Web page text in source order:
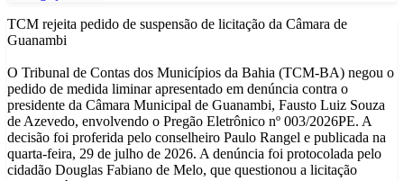
TCM rejeita pedido de suspensão de licitação da Câmara de
Guanambi
O Tribunal de Contas dos Municípios da Bahia (TCM-BA) negou o
pedido de medida liminar apresentado em denúncia contra o
presidente da Câmara Municipal de Guanambi, Fausto Luiz Souza
de Azevedo, envolvendo o Pregão Eletrônico nº 003/2026PE. A
decisão foi proferida pelo conselheiro Paulo Rangel e publicada na
quarta-feira, 29 de julho de 2026. A denúncia foi protocolada pelo
cidadão Douglas Fabiano de Melo, que questionou a licitação